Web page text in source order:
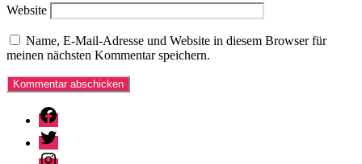
Website
Name, E-Mail-Adresse und Website in diesem Browser für
meinen nächsten Kommentar speichern.
Facebook
Twitter
Instagram